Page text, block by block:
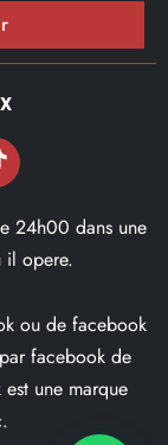
24h00 dans une
il opere.
ou de facebook
facebook de
une marque